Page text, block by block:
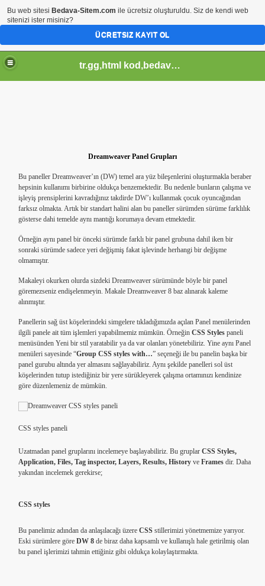
tr.gg,html kod,bedava-sitem,css kod,pagerank sorgula,tr.gg soblonlar,css design,
Dreamweaver Panel Grupları
Bu paneller Dreamweaver’ın (DW) temel ara yüz bileşenlerini oluşturmakla beraber
hepsinin kullanımı birbirine oldukça benzemektedir. Bu nedenle bunların çalışma ve
işleyiş prensiplerini kavradığınız takdirde DW’ı kullanmak çocuk oyuncağından
farksız olmakta. Artık bir standart halini alan bu paneller sürümden sürüme farklılık
gösterse dahi temelde aynı mantığı korumaya devam etmektedir.
Örneğin aynı panel bir önceki sürümde farklı bir panel grubuna dahil iken bir
sonraki sürümde sadece yeri değişmiş fakat işlevinde herhangi bir değişme
olmamıştır.
Makaleyi okurken olurda sizdeki Dreamweaver sürümünde böyle bir panel
göremezseniz endişelenmeyin. Makale Dreamweaver 8 baz alınarak kaleme
alınmıştır.
Panellerin sağ üst köşelerindeki simgelere tıkladığımızda açılan Panel menülerinden
ilgili panele ait tüm işlemleri yapabilmemiz mümkün. Örneğin CSS Styles paneli
menüsünden Yeni bir stil yaratabilir ya da var olanları yönetebiliriz. Yine aynı Panel
menüleri sayesinde “Group CSS styles with…” seçeneği ile bu panelin başka bir
panel gurubu altında yer almasını sağlayabiliriz. Aynı şekilde panelleri sol üst
köşelerinden tutup istediğiniz bir yere sürükleyerek çalışma ortamınızı kendinize
göre düzenlemeniz de mümkün.
CSS styles paneli
Uzatmadan panel gruplarını incelemeye başlayabiliriz. Bu gruplar CSS Styles,
Application, Files, Tag inspector, Layers, Results, History ve Frames dir. Daha
yakından incelemek gerekirse;
CSS styles
Bu panelimiz adından da anlaşılacağı üzere CSS stillerimizi yönetmemize yarıyor.
Eski sürümlere göre DW 8 de biraz daha kapsamlı ve kullanışlı hale getirilmiş olan
bu panel işlerimizi tahmin ettiğiniz gibi oldukça kolaylaştırmakta.
Bu web sitesi Bedava-Sitem.com ile ücretsiz oluşturuldu. Siz de kendi web
sitenizi ister misiniz?
ÜCRETSIZ KAYIT OL